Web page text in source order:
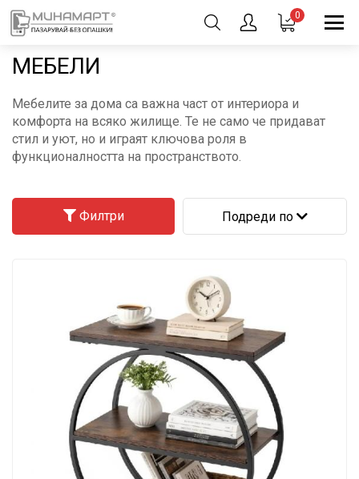
0
МЕБЕЛИ
Мебелите за дома са важна част от интериора и
комфорта на всяко жилище. Те не само че придават
стил и уют, но и играят ключова роля в
функционалността на пространството.
Филтри Подреди по